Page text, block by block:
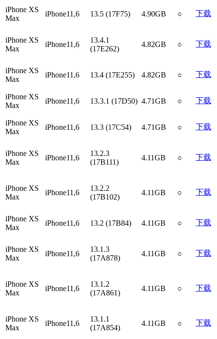
iPhone XS
Max
iPhone11,6 13.5 (17F75) 4.90GB ○ 下载
iPhone XS
Max
iPhone11,6
13.4.1
(17E262)
4.82GB ○ 下载
iPhone XS
Max
iPhone11,6 13.4 (17E255) 4.82GB ○ 下载
iPhone XS
Max
iPhone11,6 13.3.1 (17D50) 4.71GB ○ 下载
iPhone XS
Max
iPhone11,6 13.3 (17C54) 4.71GB ○ 下载
iPhone XS
Max
iPhone11,6
13.2.3
(17B111)
4.11GB ○ 下载
iPhone XS
Max
iPhone11,6
13.2.2
(17B102)
4.11GB ○ 下载
iPhone XS
Max
iPhone11,6 13.2 (17B84) 4.11GB ○ 下载
iPhone XS
Max
iPhone11,6
13.1.3
(17A878)
4.11GB ○ 下载
iPhone XS
Max
iPhone11,6
13.1.2
(17A861)
4.11GB ○ 下载
iPhone XS
Max
iPhone11,6
13.1.1
(17A854)
4.11GB ○ 下载